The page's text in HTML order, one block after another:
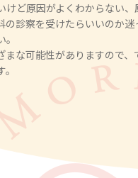
けど原因がよくわからない
の診察を受けたらいいのか
まな可能性がありますので